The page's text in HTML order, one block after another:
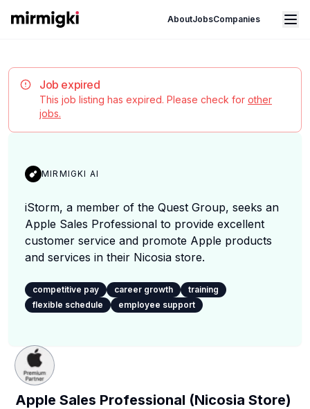
Mirmigki AboutJobsCompanies
Open main menu
Job expired
This job listing has expired. Please check for other
jobs.
MIRMIGKI AI
iStorm, a member of the Quest Group, seeks an
Apple Sales Professional to provide excellent
customer service and promote Apple products
and services in their Nicosia store.
competitive pay career growth
training
flexible schedule
employee support
Apple Sales Professional (Nicosia Store)